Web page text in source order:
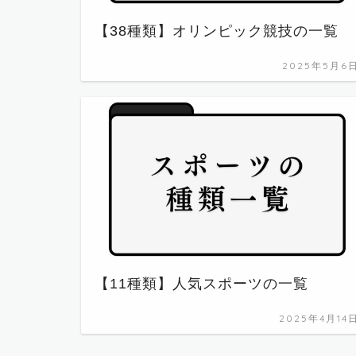
【38種類】オリンピック競技の一覧
2025年5月6
【11種類】人気スポーツの一覧
2025年4月14